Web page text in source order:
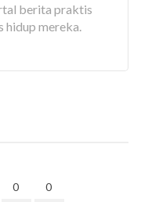
berita praktis
mereka.
0 0